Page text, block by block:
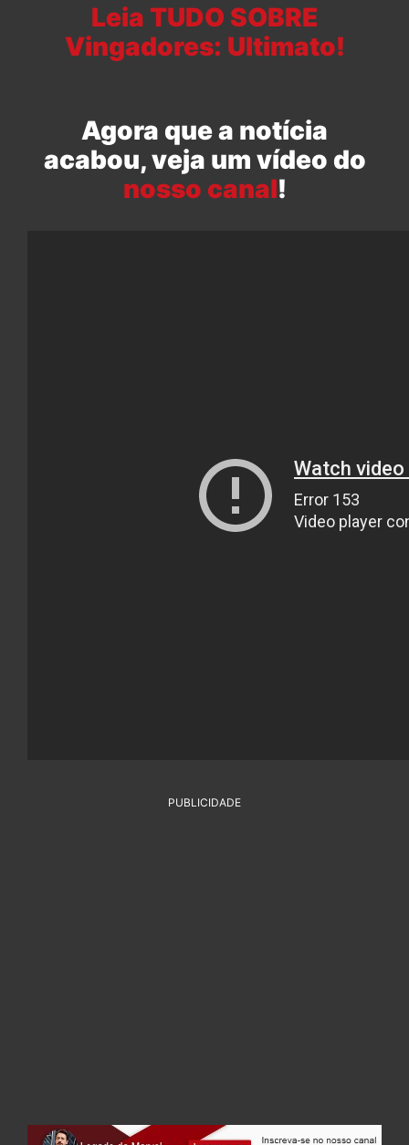
Leia TUDO SOBRE
Vingadores: Ultimato!
Agora que a notícia
acabou, veja um vídeo do
nosso canal!
PUBLICIDADE